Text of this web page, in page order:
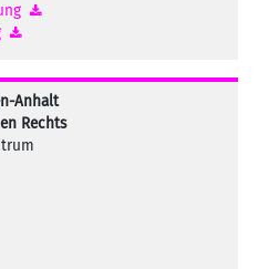
Anhalt
Rechts